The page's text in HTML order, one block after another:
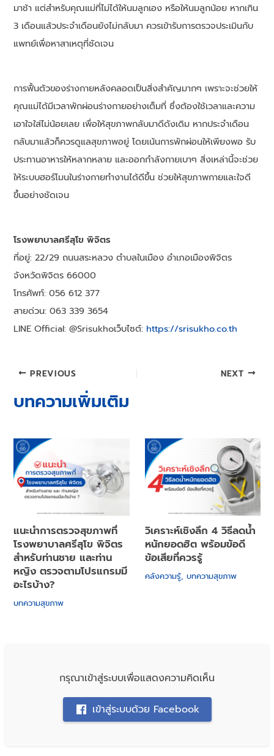
มาช้า แต่สำหรับคุณแม่ที่ไม่ได้ให้นมลูกเอง หรือให้นมลูกน้อย หากเกิน
3 เดือนแล้วประจำเดือนยังไม่กลับมา ควรเข้ารับการตรวจประเมินกับ
แพทย์เพื่อหาสาเหตุที่ชัดเจน
การฟื้นตัวของร่างกายหลังคลอดเป็นสิ่งสำคัญมากๆ เพราะจะช่วยให้
คุณแม่ได้มีเวลาพักผ่อนร่างกายอย่างเต็มที่ ซึ่งต้องใช้เวลาและความ
เอาใจใส่ไม่น้อยเลย เพื่อให้สุขภาพกลับมาดีดังเดิม หากประจำเดือน
กลับมาแล้วก็ควรดูแลสุขภาพอยู่ โดยเน้นการพักผ่อนให้เพียงพอ รับ
ประทานอาหารให้หลากหลาย และออกกำลังกายเบาๆ สิ่งเหล่านี้จะช่วย
ให้ระบบฮอร์โมนในร่างกายทำงานได้ดีขึ้น ช่วยให้สุขภาพกายและใจดี
ขึ้นอย่างชัดเจน
โรงพยาบาลศรีสุโข พิจิตร
ที่อยู่: 22/29 ถนนสระหลวง ตำบลในเมือง อำเภอเมืองพิจิตร
จังหวัดพิจิตร 66000
โทรศัพท์: 056 612 377
สายด่วน: 063 339 3654
LINE Official: @Srisukhoเว็บไซต์: https://srisukho.co.th
Post
PREVIOUS NEXT
บทความเพิ่มเติม
แนะนำการตรวจสุขภาพที่
โรงพยาบาลศรีสุโข พิจิตร
สำหรับท่านชาย และท่าน
หญิง ตรวจตามโปรแกรมมี
อะไรบ้าง?
บทความสุขภาพ
วิเคราะห์เชิงลึก 4 วิธีลดน้ำ
หนักยอดฮิต พร้อมข้อดี
ข้อเสียที่ควรรู้
คลังความรู้, บทความสุขภาพ
กรุณาเข้าสู่ระบบเพื่อแสดงความคิดเห็น
เข้าสู่ระบบด้วย Facebook